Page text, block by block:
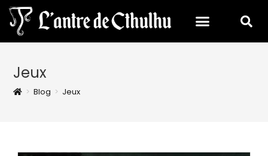
Jeux
> Blog > Jeux